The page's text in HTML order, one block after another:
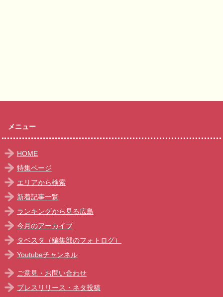
メニュー
HOME
特集ページ
エリアから検索
新着記事一覧
ランキングから見る広島
今月のアーカイブ
タベスタ（編集部のフォトログ）
Youtubeチャンネル
ご意見・お問い合わせ
プレスリリース・ネタ投稿